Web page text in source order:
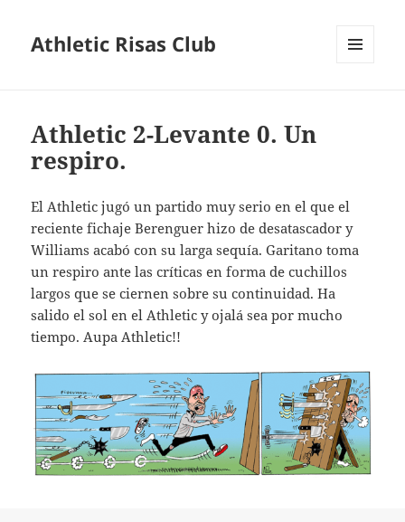
Athletic Risas Club
Athletic 2-Levante 0. Un
respiro.
El Athletic jugó un partido muy serio en el que el
reciente fichaje Berenguer hizo de desatascador y
Williams acabó con su larga sequía. Garitano toma
un respiro ante las críticas en forma de cuchillos
largos que se ciernen sobre su continuidad. Ha
salido el sol en el Athletic y ojalá sea por mucho
tiempo. Aupa Athletic!!